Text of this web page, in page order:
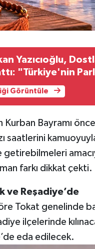
Yazıcıoğlu,
"Türkiye'nin
Görüntüle
Kurban Bayramı
saatlerini
farkı dikkat çekti.
ve Reşadiye’de
Tokat genelinde
ilçelerinde
eda edilecek.